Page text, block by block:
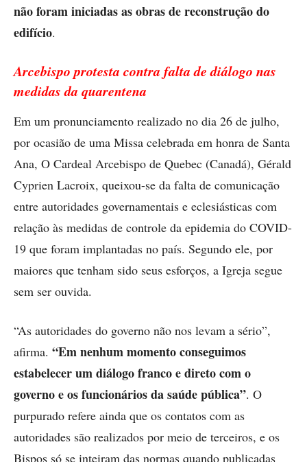
não foram iniciadas as obras de reconstrução do
edifício.
Arcebispo protesta contra falta de diálogo nas
medidas da quarentena
Em um pronunciamento realizado no dia 26 de julho,
por ocasião de uma Missa celebrada em honra de Santa
Ana, O Cardeal Arcebispo de Quebec (Canadá), Gérald
Cyprien Lacroix, queixou-se da falta de comunicação
entre autoridades governamentais e eclesiásticas com
relação às medidas de controle da epidemia do COVID-
19 que foram implantadas no país. Segundo ele, por
maiores que tenham sido seus esforços, a Igreja segue
sem ser ouvida.
“As autoridades do governo não nos levam a sério”,
afirma. “Em nenhum momento conseguimos
estabelecer um diálogo franco e direto com o
governo e os funcionários da saúde pública”. O
purpurado refere ainda que os contatos com as
autoridades são realizados por meio de terceiros, e os
Bispos só se inteiram das normas quando publicadas